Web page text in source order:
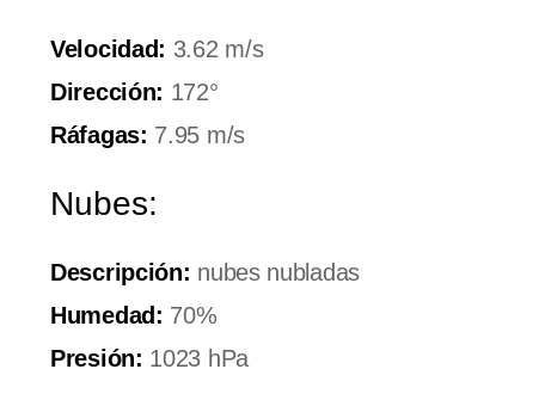
Velocidad: 3.62 m/s
Dirección: 172°
Ráfagas: 7.95 m/s
Nubes:
Descripción: nubes nubladas
Humedad: 70%
Presión: 1023 hPa